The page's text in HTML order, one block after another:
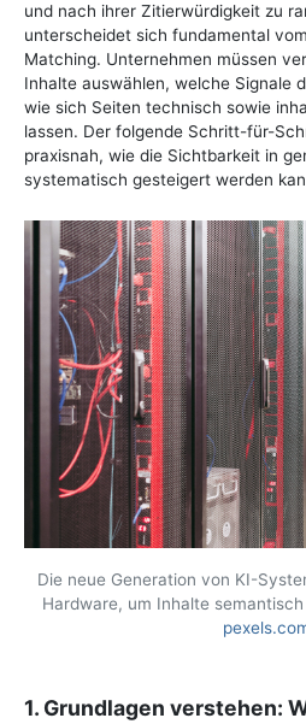
und nach ihrer Zitierwürdigkeit zu
unterscheidet sich fundamental
Matching. Unternehmen müssen
Inhalte auswählen, welche Signale
wie sich Seiten technisch sowie
lassen. Der folgende Schritt-für-
praxisnah, wie die Sichtbarkeit in
systematisch gesteigert werden
Die neue Generation von KI-
Hardware, um Inhalte
1. Grundlagen verstehen: